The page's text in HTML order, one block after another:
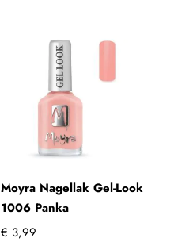
Moyra Nagellak Gel-Look
1006 Panka
€ 3,99